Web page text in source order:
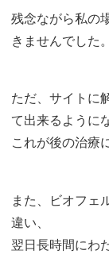
残念ながら私の
きませんでした。
ただ、サイトに
て出来るように
これが後の治療
また、ビオフェ
違い、
翌日長時間にわ